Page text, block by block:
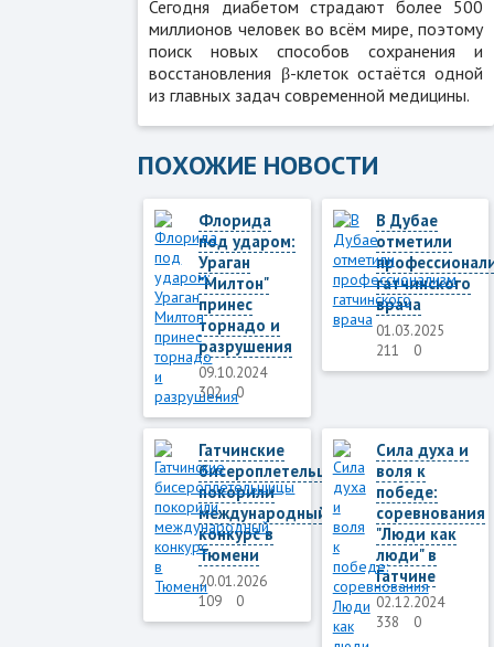
Сегодня диабетом страдают более 500
миллионов человек во всём мире, поэтому
поиск новых способов сохранения и
восстановления β-клеток остаётся одной
из главных задач современной медицины.
ПОХОЖИЕ НОВОСТИ
Флорида
под ударом:
Ураган
"Милтон"
принес
торнадо и
разрушения
09.10.2024
302
0
В Дубае
отметили
гатчинского
врача
01.03.2025
211
0
Гатчинские
бисероплетельщицы
покорили
международный
конкурс в
Тюмени
20.01.2026
109
0
Сила духа и
воля к
победе:
соревнования
"Люди как
люди" в
Гатчине
02.12.2024
338
0